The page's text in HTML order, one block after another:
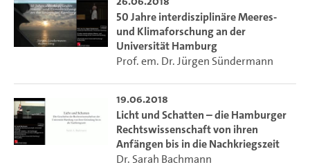
50 Jahre interdisziplinäre Meeres-
und Klimaforschung an der
Universität Hamburg
Prof. em. Dr. Jürgen Sündermann
19.06.2018
Licht und Schatten – die Hamburger
Rechtswissenschaft von ihren
Anfängen bis in die Nachkriegszeit
Dr. Sarah Bachmann